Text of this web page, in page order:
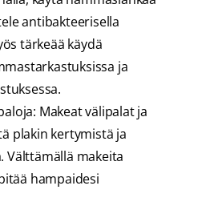
antibakteerisella
tärkeää käydä
ja
Makeat välipalat ja
plakin kertymistä ja
Välttämällä makeita
hampaidesi